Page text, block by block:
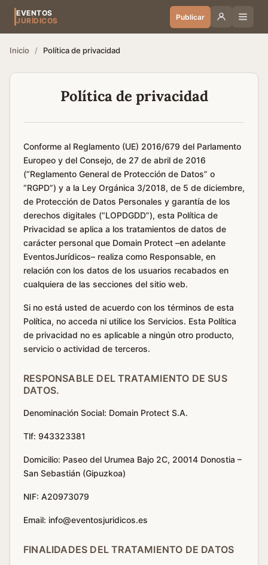
EVENTOS
JURÍDICOS
Publicar
Inicio / Política de privacidad
Política de privacidad
Conforme al Reglamento (UE) 2016/679 del Parlamento
Europeo y del Consejo, de 27 de abril de 2016
(“Reglamento General de Protección de Datos” o
“RGPD”) y a la Ley Orgánica 3/2018, de 5 de diciembre,
de Protección de Datos Personales y garantía de los
derechos digitales (“LOPDGDD”), esta Política de
Privacidad se aplica a los tratamientos de datos de
carácter personal que Domain Protect –en adelante
EventosJurídicos– realiza como Responsable, en
relación con los datos de los usuarios recabados en
cualquiera de las secciones del sitio web.
Si no está usted de acuerdo con los términos de esta
Política, no acceda ni utilice los Servicios. Esta Política
de privacidad no es aplicable a ningún otro producto,
servicio o actividad de terceros.
RESPONSABLE DEL TRATAMIENTO DE SUS
DATOS.
Denominación Social: Domain Protect S.A.
Tlf: 943323381
Domicilio: Paseo del Urumea Bajo 2C, 20014 Donostia –
San Sebastián (Gipuzkoa)
NIF: A20973079
Email: info@eventosjuridicos.es
FINALIDADES DEL TRATAMIENTO DE DATOS